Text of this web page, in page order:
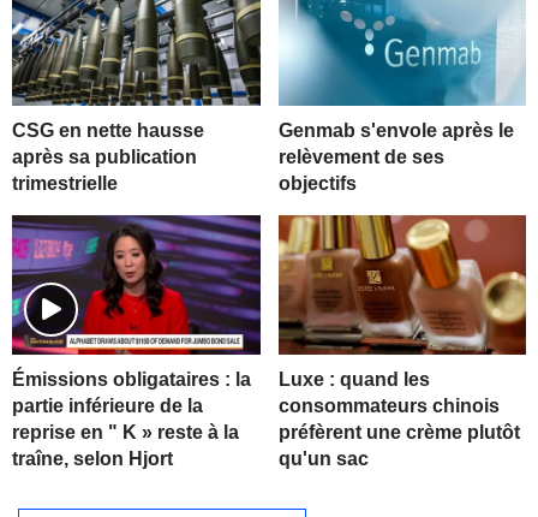
CSG en nette hausse
après sa publication
trimestrielle
Genmab s'envole après le
relèvement de ses
objectifs
Émissions obligataires : la
partie inférieure de la
reprise en " K » reste à la
traîne, selon Hjort
Luxe : quand les
consommateurs chinois
préfèrent une crème plutôt
qu'un sac